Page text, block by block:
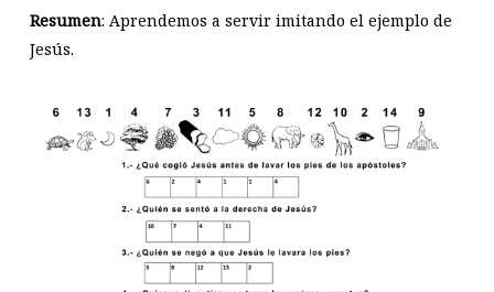
Resumen: Aprendemos a servir imitando el ejemplo de
Jesús.